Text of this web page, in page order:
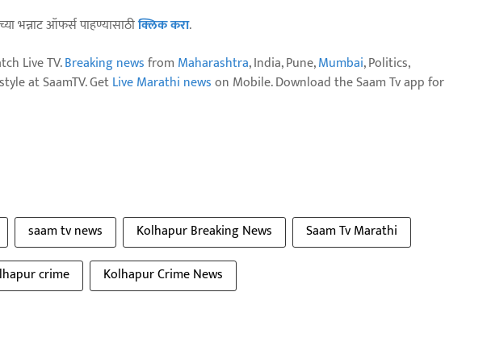
भन्नाट ऑफर्स पाहण्यासाठीक्लिक करा.
Live TV.Breaking newsfrom Maharashtra, India, Pune,Mumbai, Politics,
at SaamTV. GetLive Marathi newson Mobile. Download the Saam Tv app for
saam tv news Kolhapur Breaking News
Saam Tv Marathi
crime Kolhapur Crime News